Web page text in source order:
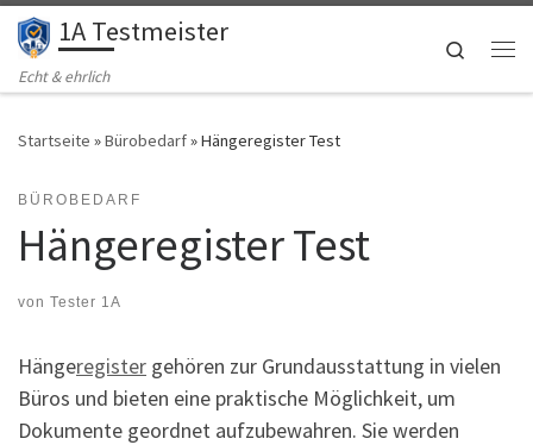
Zum Inhalt springen
1A Testmeister
Echt & ehrlich
Search
Startseite »Bürobedarf»Hängeregister Test
BÜROBEDARF
Hängeregister Test
von Tester 1A
Hängeregister gehören zur Grundausstattung in vielen
Büros und bieten eine praktische Möglichkeit, um
Dokumente geordnet aufzubewahren. Sie werden